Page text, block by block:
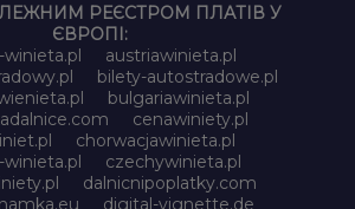
РЕЄСТРОМ ПЛАТІВ У
ЄВРОПІ:
winieta.pl
austriawinieta.pl
bilety-autostradowe.pl
bulgariawinieta.pl
cenawiniety.pl
chorwacjawinieta.pl
czechywinieta.pl
dalnicnipoplatky.com
digital-vignette.de